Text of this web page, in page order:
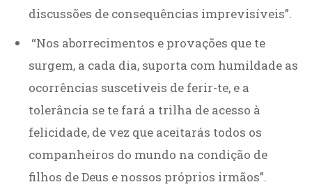
discussões de consequências imprevisíveis”.
“Nos aborrecimentos e provações que te
surgem, a cada dia, suporta com humildade as
ocorrências suscetíveis de ferir-te, e a
tolerância se te fará a trilha de acesso à
felicidade, de vez que aceitarás todos os
companheiros do mundo na condição de
filhos de Deus e nossos próprios irmãos”.